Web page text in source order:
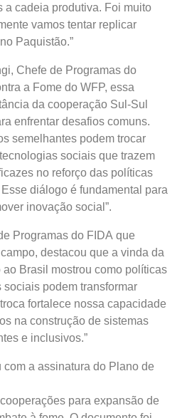
a cadeia produtiva. Foi muito
vamos tentar replicar
Paquistão.”
Chefe de Programas do
a Fome do WFP, essa
da cooperação Sul-Sul
enfrentar desafios comuns.
semelhantes podem trocar
sociais que trazem
no reforço das políticas
diálogo é fundamental para
inovação social”.
Programas do FIDA que
destacou que a vinda da
Brasil mostrou como políticas
podem transformar
fortalece nossa capacidade
na construção de sistemas
e inclusivos.”
com a assinatura do Plano de
para expansão de